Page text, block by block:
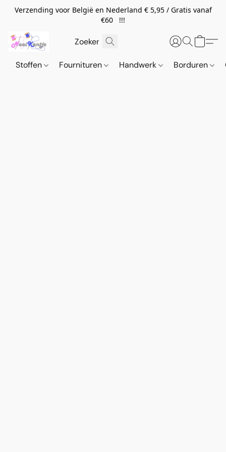
Verzending voor België en Nederland € 5,95 / Gratis vanaf
€60 !!!
Stoffen Fournituren Handwerk Borduren